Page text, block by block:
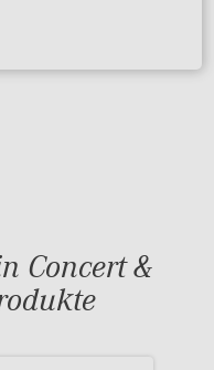
Concert &